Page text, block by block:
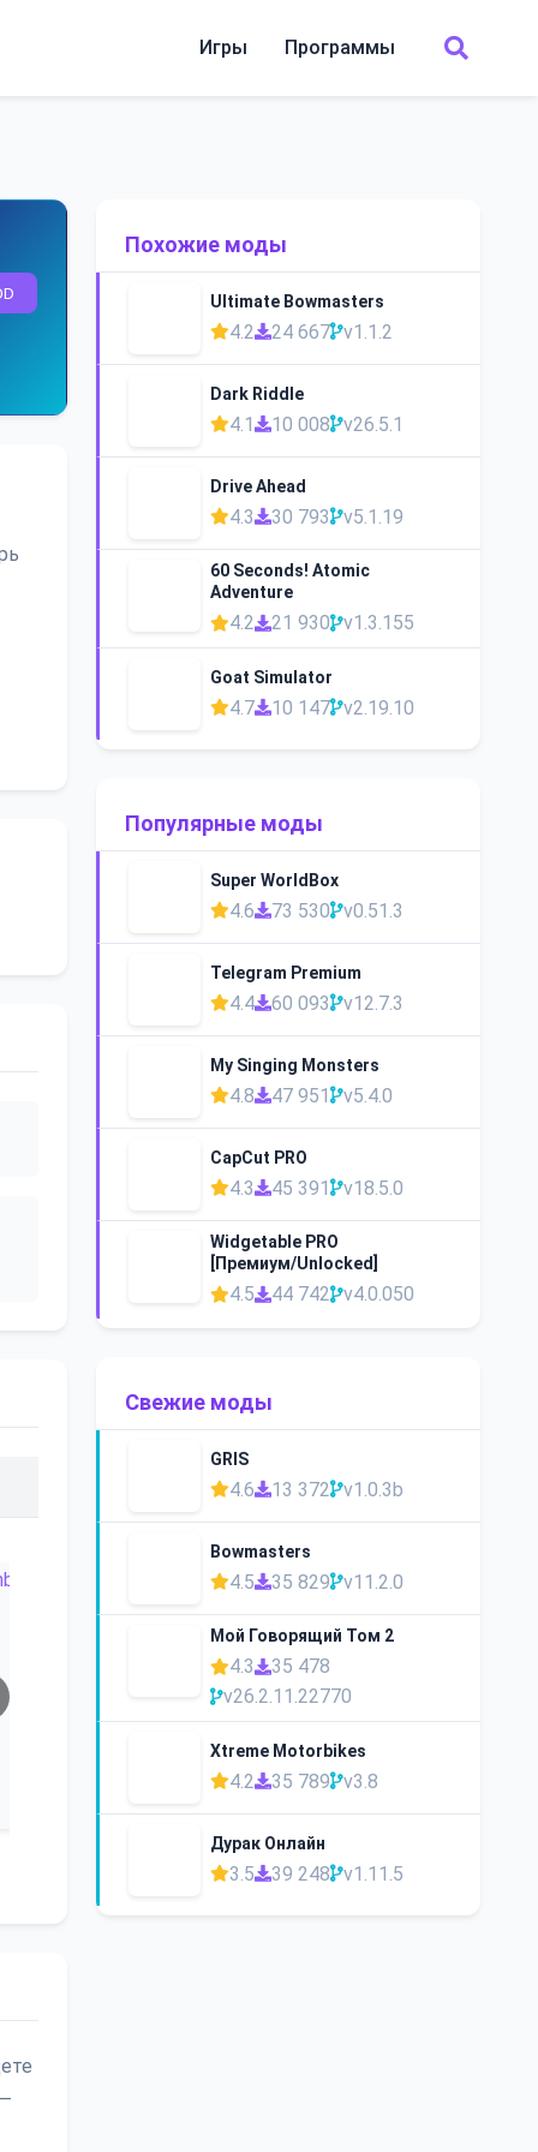
Игры Программы
Похожие моды
Ultimate Bowmasters
4.2 24 667 v1.1.2
Dark Riddle
4.1 10 008 v26.5.1
Drive Ahead
4.3 30 793 v5.1.19
60 Seconds! Atomic
Adventure
4.2 21 930 v1.3.155
Goat Simulator
4.7 10 147 v2.19.10
Популярные моды
Super WorldBox
4.6 73 530 v0.51.3
Telegram Premium
4.4 60 093 v12.7.3
My Singing Monsters
4.8 47 951 v5.4.0
CapCut PRO
4.3 45 391 v18.5.0
Widgetable PRO
[Премиум/Unlocked]
4.5 44 742 v4.0.050
Свежие моды
GRIS
4.6 13 372 v1.0.3b
Bowmasters
4.5 35 829 v11.2.0
Мой Говорящий Том 2
4.3
35 478
v26.2.11.22770
Xtreme Motorbikes
4.2 35 789 v3.8
Дурак Онлайн
3.5 39 248 v1.11.5